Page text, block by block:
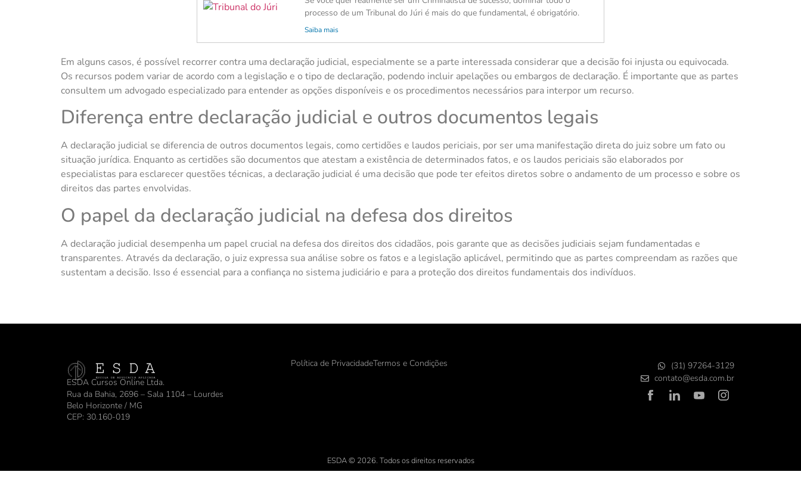
processo de um Tribunal do Júri é mais do que fundamental, é obrigatório.
Saiba mais
Em alguns casos, é possível recorrer contra uma declaração judicial, especialmente se a parte interessada considerar que a decisão foi injusta ou equivocada.
Os recursos podem variar de acordo com a legislação e o tipo de declaração, podendo incluir apelações ou embargos de declaração. É importante que as partes
consultem um advogado especializado para entender as opções disponíveis e os procedimentos necessários para interpor um recurso.
Diferença entre declaração judicial e outros documentos legais
A declaração judicial se diferencia de outros documentos legais, como certidões e laudos periciais, por ser uma manifestação direta do juiz sobre um fato ou
situação jurídica. Enquanto as certidões são documentos que atestam a existência de determinados fatos, e os laudos periciais são elaborados por
especialistas para esclarecer questões técnicas, a declaração judicial é uma decisão que pode ter efeitos diretos sobre o andamento de um processo e sobre os
direitos das partes envolvidas.
O papel da declaração judicial na defesa dos direitos
A declaração judicial desempenha um papel crucial na defesa dos direitos dos cidadãos, pois garante que as decisões judiciais sejam fundamentadas e
transparentes. Através da declaração, o juiz expressa sua análise sobre os fatos e a legislação aplicável, permitindo que as partes compreendam as razões que
sustentam a decisão. Isso é essencial para a confiança no sistema judiciário e para a proteção dos direitos fundamentais dos indivíduos.
ESDA Cursos Online Ltda.
Rua da Bahia, 2696 – Sala 1104 – Lourdes
Belo Horizonte / MG
CEP: 30.160-019
Política de PrivacidadeTermos e Condições
(31) 97264-3129
contato@esda.com.br
ESDA © 2026. Todos os direitos reservados